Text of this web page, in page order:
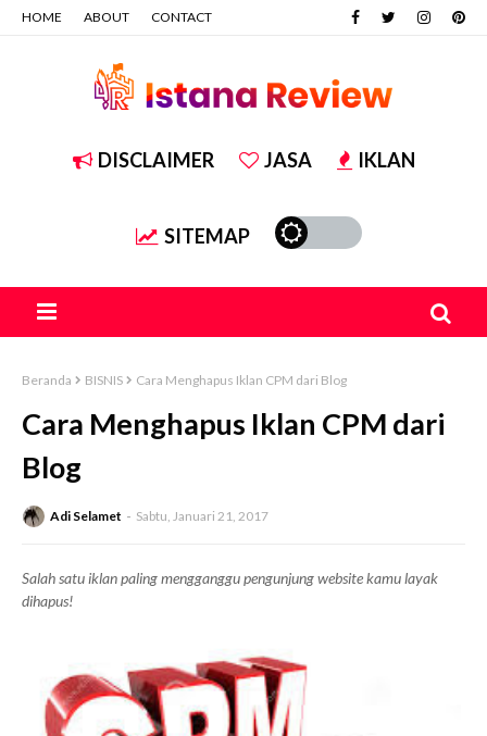
HOME ABOUT CONTACT
DISCLAIMER JASA IKLAN
SITEMAP
Beranda BISNIS Cara Menghapus Iklan CPM dari Blog
Cara Menghapus Iklan CPM dari
Blog
Adi Selamet Sabtu, Januari 21, 2017
Salah satu iklan paling mengganggu pengunjung website kamu layak
dihapus!